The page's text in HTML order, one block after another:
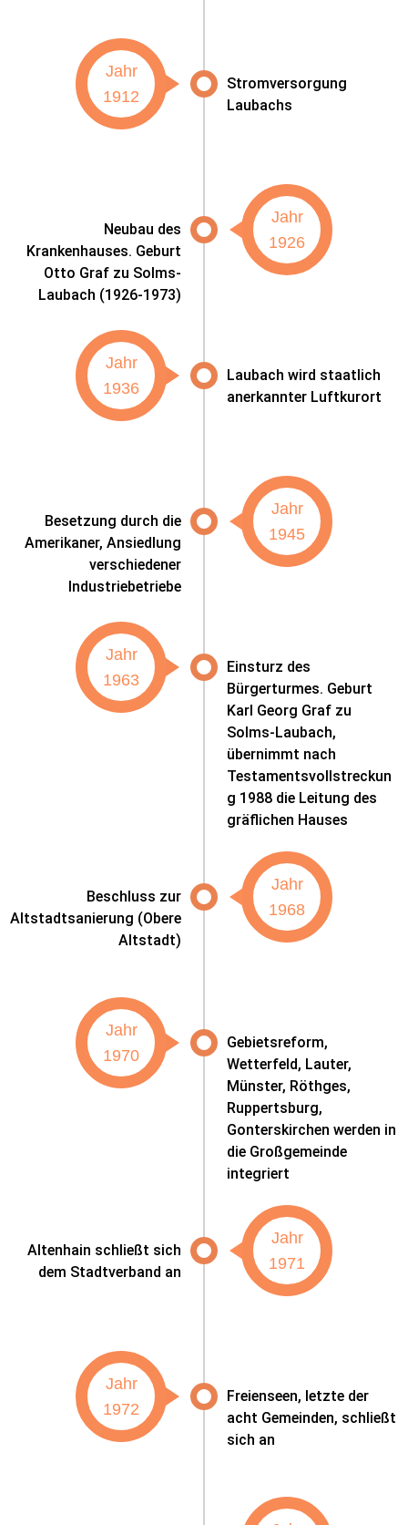
Jahr
1912
Stromversorgung
Laubachs
Jahr
1926
Neubau des
Krankenhauses. Geburt
Otto Graf zu Solms-
Laubach (1926-1973)
Jahr
1936
Laubach wird staatlich
anerkannter Luftkurort
Jahr
1945
Besetzung durch die
Amerikaner, Ansiedlung
verschiedener
Industriebetriebe
Jahr
1963
Einsturz des
Bürgerturmes. Geburt
Karl Georg Graf zu
Solms-Laubach,
übernimmt nach
Testamentsvollstreckun
g 1988 die Leitung des
gräflichen Hauses
Jahr
1968
Beschluss zur
Altstadtsanierung (Obere
Altstadt)
Jahr
1970
Gebietsreform,
Wetterfeld, Lauter,
Münster, Röthges,
Ruppertsburg,
Gonterskirchen werden in
die Großgemeinde
integriert
Jahr
1971
Altenhain schließt sich
dem Stadtverband an
Jahr
1972
Freienseen, letzte der
acht Gemeinden, schließt
sich an